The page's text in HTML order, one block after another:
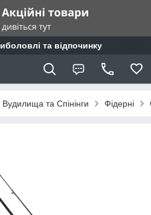
та відпочинку
Вудилища та Спінінги Фідерні